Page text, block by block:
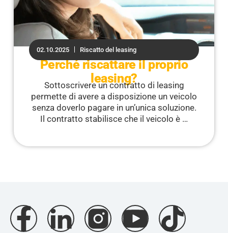
02.10.2025 Riscatto del leasing
Perché riscattare il proprio
leasing?
Sottoscrivere un contratto di leasing
permette di avere a disposizione un veicolo
senza doverlo pagare in un’unica soluzione.
Il contratto stabilisce che il veicolo è …